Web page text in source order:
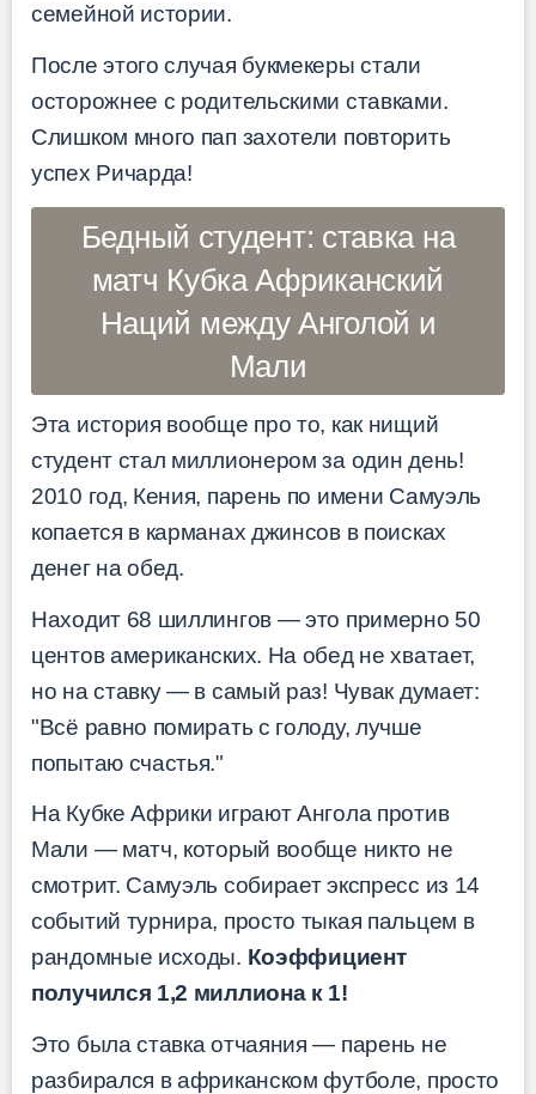
семейной истории.
После этого случая букмекеры стали
осторожнее с родительскими ставками.
Слишком много пап захотели повторить
успех Ричарда!
Бедный студент: ставка на
матч Кубка Африканский
Наций между Анголой и
Мали
Эта история вообще про то, как нищий
студент стал миллионером за один день!
2010 год, Кения, парень по имени Самуэль
копается в карманах джинсов в поисках
денег на обед.
Находит 68 шиллингов — это примерно 50
центов американских. На обед не хватает,
но на ставку — в самый раз! Чувак думает:
"Всё равно помирать с голоду, лучше
попытаю счастья."
На Кубке Африки играют Ангола против
Мали — матч, который вообще никто не
смотрит. Самуэль собирает экспресс из 14
событий турнира, просто тыкая пальцем в
рандомные исходы. Коэффициент
получился 1,2 миллиона к 1!
Это была ставка отчаяния — парень не
разбирался в африканском футболе, просто